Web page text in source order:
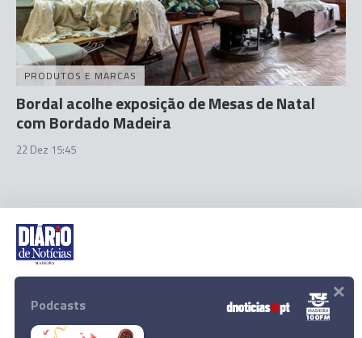
PRODUTOS E MARCAS
Bordal acolhe exposição de Mesas de Natal
com Bordado Madeira
22 Dez 15:45
Rua Dr. Fernão de Ornelas, 56 - 3º
291 202 300
Podcasts ×